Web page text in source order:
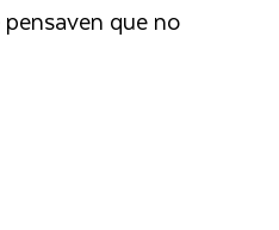
que no